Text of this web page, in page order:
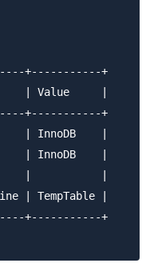
+-----------+
| Value     |
+-----------+
| InnoDB    |
| InnoDB    |
|           |
| TempTable |
+-----------+